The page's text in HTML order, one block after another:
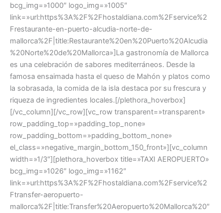
bcg_img=»1000″ logo_img=»1005″
link=»url:https%3A%2F%2Fhostaldiana.com%2Fservice%2
Frestaurante-en-puerto-alcudia-norte-de-
mallorca%2F|title:Restaurante%20en%20Puerto%20Alcudia
%20Norte%20de%20Mallorca»]La gastronomía de Mallorca
es una celebración de sabores mediterráneos. Desde la
famosa ensaimada hasta el queso de Mahón y platos como
la sobrasada, la comida de la isla destaca por su frescura y
riqueza de ingredientes locales.[/plethora_hoverbox]
[/vc_column][/vc_row][vc_row transparent=»transparent»
row_padding_top=»padding_top_none»
row_padding_bottom=»padding_bottom_none»
el_class=»negative_margin_bottom_150_front»][vc_column
width=»1/3″][plethora_hoverbox title=»TAXI AEROPUERTO»
bcg_img=»1026″ logo_img=»1162″
link=»url:https%3A%2F%2Fhostaldiana.com%2Fservice%2
Ftransfer-aeropuerto-
mallorca%2F|title:Transfer%20Aeropuerto%20Mallorca%20″